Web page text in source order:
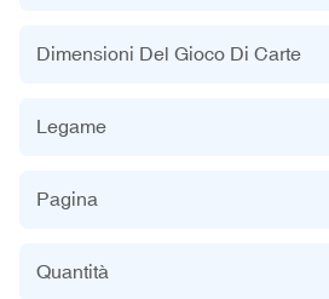
Dimensioni Del Gioco Di Carte
Legame
Pagina
Quantità